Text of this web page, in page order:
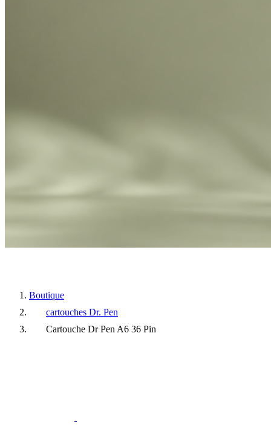
Boutique
cartouches Dr. Pen
Cartouche Dr Pen A6 36 Pin